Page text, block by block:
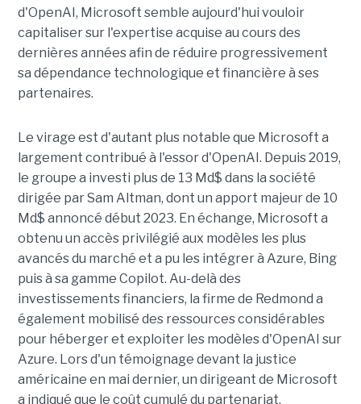
d'OpenAI, Microsoft semble aujourd'hui vouloir
capitaliser sur l'expertise acquise au cours des
dernières années afin de réduire progressivement
sa dépendance technologique et financière à ses
partenaires.
Le virage est d'autant plus notable que Microsoft a
largement contribué à l'essor d'OpenAI. Depuis 2019,
le groupe a investi plus de 13 Md$ dans la société
dirigée par Sam Altman, dont un apport majeur de 10
Md$ annoncé début 2023. En échange, Microsoft a
obtenu un accès privilégié aux modèles les plus
avancés du marché et a pu les intégrer à Azure, Bing
puis à sa gamme Copilot. Au-delà des
investissements financiers, la firme de Redmond a
également mobilisé des ressources considérables
pour héberger et exploiter les modèles d'OpenAI sur
Azure. Lors d'un témoignage devant la justice
américaine en mai dernier, un dirigeant de Microsoft
a indiqué que le coût cumulé du partenariat,